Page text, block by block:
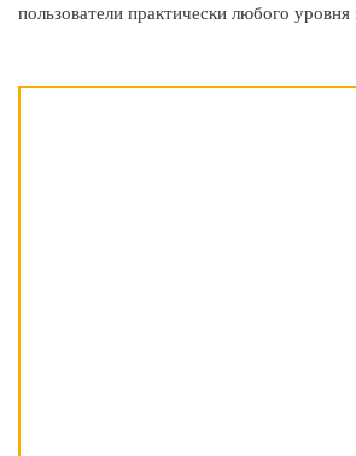
пользователи практически любого уровня